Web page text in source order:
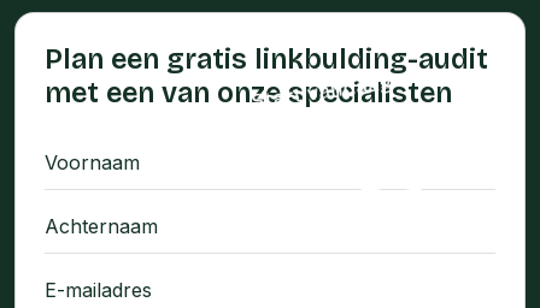
Plan een gratis linkbulding-audit
met een van onze specialisten